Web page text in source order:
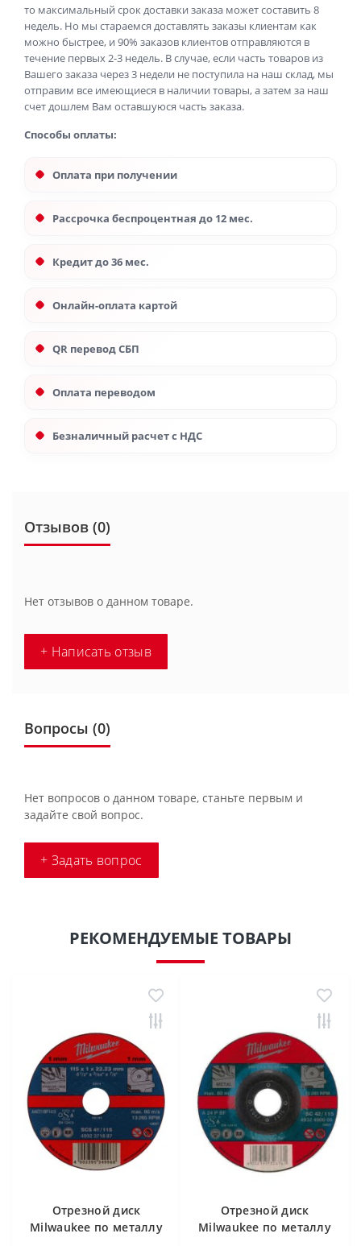
то максимальный срок доставки заказа может составить 8
недель. Но мы стараемся доставлять заказы клиентам как
можно быстрее, и 90% заказов клиентов отправляются в
течение первых 2-3 недель. В случае, если часть товаров из
Вашего заказа через 3 недели не поступила на наш склад, мы
отправим все имеющиеся в наличии товары, а затем за наш
счет дошлем Вам оставшуюся часть заказа.
Способы оплаты:
Оплата при получении
Рассрочка беспроцентная до 12 мес.
Кредит до 36 мес.
Онлайн-оплата картой
QR перевод СБП
Оплата переводом
Безналичный расчет с НДС
Отзывов (0)
Нет отзывов о данном товаре.
+ Написать отзыв
Вопросы (0)
Нет вопросов о данном товаре, станьте первым и
задайте свой вопрос.
+ Задать вопрос
РЕКОМЕНДУЕМЫЕ ТОВАРЫ
Отрезной диск
Milwaukee по металлу
Отрезной диск
Milwaukee по металлу